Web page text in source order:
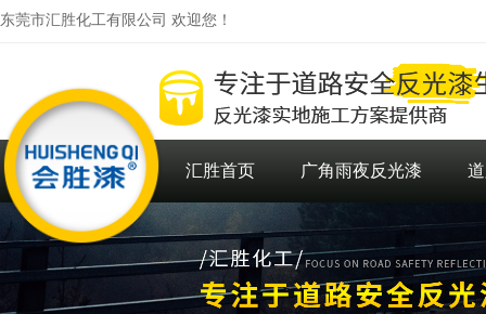
东莞市汇胜化工有限公司 欢迎您！
汇胜首页 广角雨夜反光漆